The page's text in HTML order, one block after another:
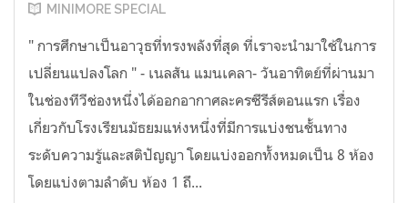
MINIMORE SPECIAL
" การศึกษาเป็นอาวุธที่ทรงพลังที่สุด ที่เราจะนำมาใช้ในการ
เปลี่ยนแปลงโลก " - เนลสัน แมนเคลา- วันอาทิตย์ที่ผ่านมา
ในช่องทีวีช่องหนึ่งได้ออกอากาศละครซีรีส์ตอนแรก เรื่อง
เกี่ยวกับโรงเรียนมัธยมแห่งหนึ่งที่มีการแบ่งชนชั้นทาง
ระดับความรู้และสติปัญญา โดยแบ่งออกทั้งหมดเป็น 8 ห้อง
โดยแบ่งตามลำดับ ห้อง 1 ถึ...